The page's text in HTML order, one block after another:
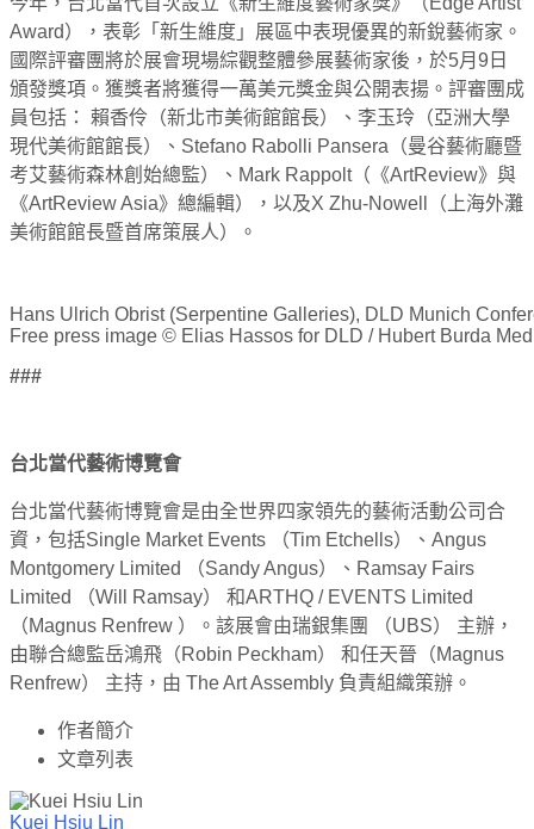
Award），表彰「新生維度」展區中表現優異的新銳藝術家。
國際評審團將於展會現場綜觀整體參展藝術家後，於5月9日
頒發獎項。獲獎者將獲得一萬美元獎金與公開表揚。評審團成
員包括： 賴香伶（新北市美術館館長）、李玉玲（亞洲大學
現代美術館館長）、Stefano Rabolli Pansera（曼谷藝術廳暨
考艾藝術森林創始總監）、Mark Rappolt（《ArtReview》與
《ArtReview Asia》總編輯），以及X Zhu-Nowell（上海外灘
美術館館長暨首席策展人）。
Hans Ulrich Obrist (Serpentine Galleries), DLD Munich
Free press image © Elias Hassos for DLD / Hubert Burda
###
台北當代藝術博覽會
台北當代藝術博覽會是由全世界四家領先的藝術活動公司合
資，包括Single Market Events （Tim Etchells）、Angus
Montgomery Limited （Sandy Angus）、Ramsay Fairs
Limited （Will Ramsay） 和ARTHQ / EVENTS Limited
（Magnus Renfrew ）。該展會由瑞銀集團 （UBS） 主辦，
由聯合總監岳鴻飛（Robin Peckham） 和任天晉（Magnus
Renfrew） 主持，由 The Art Assembly 負責組織策辦。
作者簡介
文章列表
Kuei Hsiu Lin